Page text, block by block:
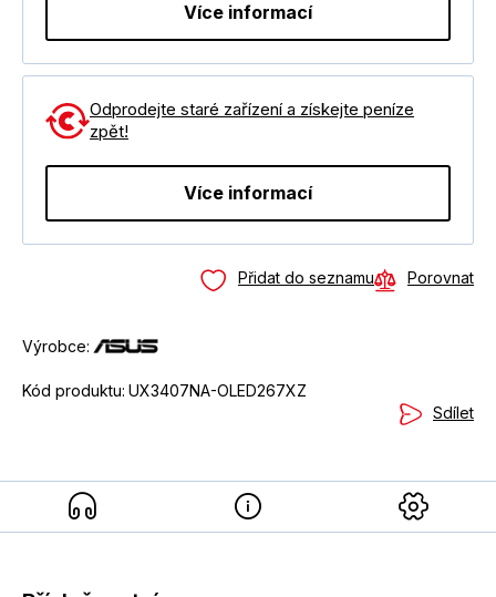
Více informací
Odprodejte staré zařízení a získejte peníze
zpět!
Více informací
Přidat do seznamu Porovnat
Výrobce:
Kód produktu: UX3407NA-OLED267XZ
Sdílet